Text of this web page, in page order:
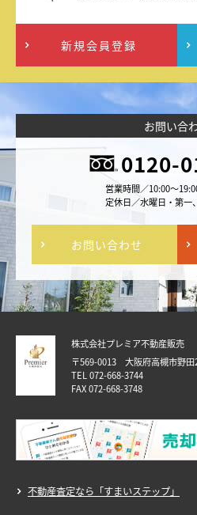
新規会員登録
お問い合
0120-
営業時間／10:00～
定休日／水曜日・第一
お問い合わせ
株式会社プレミア不動産販売
〒569-0013 大阪府高槻市野田
TEL 072-668-3744
FAX 072-668-3748
不動産査定なら「すまいステップ」